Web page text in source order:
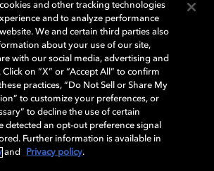
activa al servicio de
encuentre la película. Ver películas
también una excelente forma de
sistema en casa.
esta beca de otros programas
programas, los beneficiarios del
no solo reciben financiación, sino
and other tracking technologies
and to analyze performance
We and certain third parties also
about your use of our site,
with our social media, advertising and
on “X” or “Accept All” to confirm
practices, “Do Not Sell or Share My
to customize your preferences, or
to decline the use of certain
detected an opt-out preference signal
Further information is available in
and Privacy policy.